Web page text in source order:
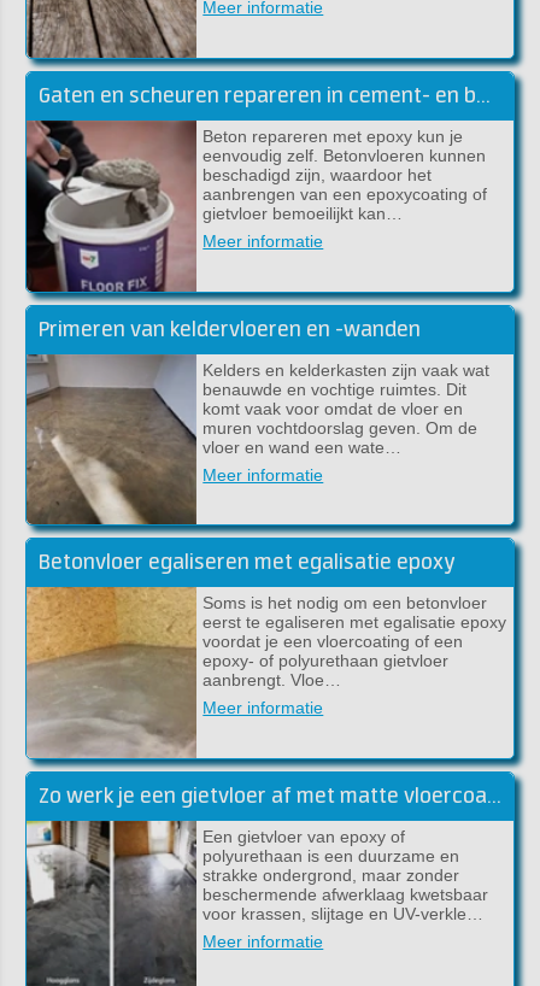
Meer informatie
Gaten en scheuren repareren in cement- en betonvloeren
Beton repareren met epoxy kun je
eenvoudig zelf. Betonvloeren kunnen
beschadigd zijn, waardoor het
aanbrengen van een epoxycoating of
gietvloer bemoeilijkt kan…
Meer informatie
Primeren van keldervloeren en -wanden
Kelders en kelderkasten zijn vaak wat
benauwde en vochtige ruimtes. Dit
komt vaak voor omdat de vloer en
muren vochtdoorslag geven. Om de
vloer en wand een wate…
Meer informatie
Betonvloer egaliseren met egalisatie epoxy
Soms is het nodig om een betonvloer
eerst te egaliseren met egalisatie epoxy
voordat je een vloercoating of een
epoxy- of polyurethaan gietvloer
aanbrengt. Vloe…
Meer informatie
Zo werk je een gietvloer af met matte vloercoating [handleiding]
Een gietvloer van epoxy of
polyurethaan is een duurzame en
strakke ondergrond, maar zonder
beschermende afwerklaag kwetsbaar
voor krassen, slijtage en UV-verkle…
Meer informatie